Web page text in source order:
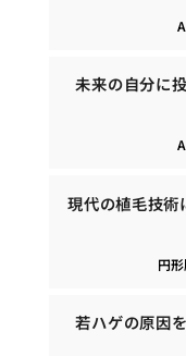
未来の自分に
現代の植毛技術
円
若ハゲの原因